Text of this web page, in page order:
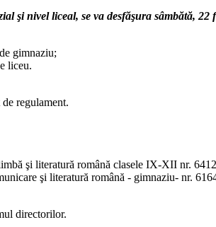
şi nivel liceal, se va desfăşura sâmbătă,
gimnaziu;
liceu.
regulament.
şi literatură română clasele IX-XII nr.
şi literatură română - gimnaziu- nr.
directorilor.